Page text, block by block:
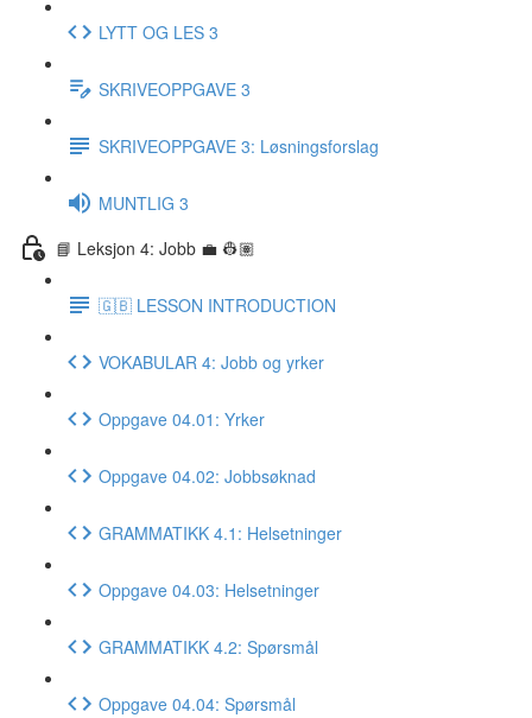
LYTT OG LES 3
SKRIVEOPPGAVE 3
SKRIVEOPPGAVE 3: Løsningsforslag
MUNTLIG 3
📘 Leksjon 4: Jobb 💼 👷🏽
🇬🇧 LESSON INTRODUCTION
VOKABULAR 4: Jobb og yrker
Oppgave 04.01: Yrker
Oppgave 04.02: Jobbsøknad
GRAMMATIKK 4.1: Helsetninger
Oppgave 04.03: Helsetninger
GRAMMATIKK 4.2: Spørsmål
Oppgave 04.04: Spørsmål